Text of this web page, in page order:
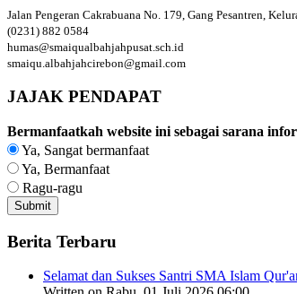
Jalan Pengeran Cakrabuana No. 179, Gang Pesantren,
(0231) 882 0584
humas@smaiqualbahjahpusat.sch.id
smaiqu.albahjahcirebon@gmail.com
JAJAK PENDAPAT
Bermanfaatkah website ini sebagai sarana
Ya, Sangat bermanfaat
Ya, Bermanfaat
Ragu-ragu
Berita Terbaru
Selamat dan Sukses Santri SMA Islam